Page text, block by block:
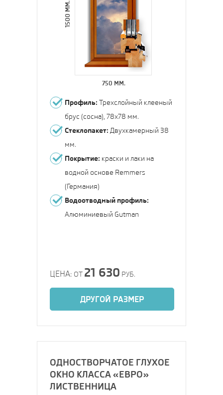
1500 ММ.
750 ММ.
Профиль: Трехслойный клееный
брус (сосна), 78х78 мм.
Стеклопакет: Двухкамерный 38
мм.
Покрытие: краски и лаки на
водной основе Remmers
(Германия)
Водоотводный профиль:
Алюминиевый Gutman
ЦЕНА: ОТ 21 630 РУБ.
ДРУГОЙ РАЗМЕР
ОДНОСТВОРЧАТОЕ ГЛУХОЕ
ОКНО КЛАССА «ЕВРО»
ЛИСТВЕННИЦА